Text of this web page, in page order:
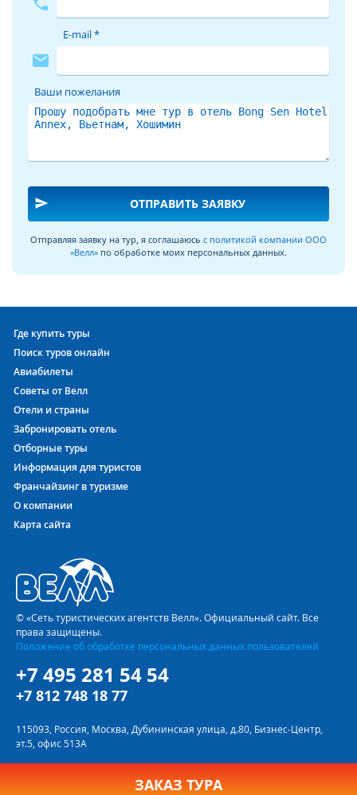
mail
E-mail *
Ваши пожелания
send ОТПРАВИТЬ ЗАЯВКУ
Отправляя заявку на тур, я соглашаюсь с политикой компании ООО
«Велл» по обработке моих персональных данных.
ЗАКАЗ ТУРА
Где купить туры
Поиск туров онлайн
Авиабилеты
Советы от Велл
Отели и страны
Забронировать отель
Отборные туры
Информация для туристов
Франчайзинг в туризме
О компании
Карта сайта
© «Сеть туристических агентств Велл». Официальный сайт. Все
права защищены.
Положение об обработке персональных данных пользователей
+7 495 281 54 54
+7 812 748 18 77
115093, Россия, Москва, Дубининская улица, д.80, Бизнес-Центр,
эт.5, офис 513А